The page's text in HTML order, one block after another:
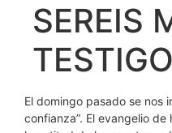
SEREIS
El domingo pasado se nos
confianza”. El evangelio